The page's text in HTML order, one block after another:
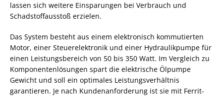
lassen sich weitere Einsparungen bei Verbrauch und
Schadstoffausstoß erzielen.
Das System besteht aus einem elektronisch kommutierten
Motor, einer Steuerelektronik und einer Hydraulikpumpe für
einen Leistungsbereich von 50 bis 350 Watt. Im Vergleich zu
Komponentenlösungen spart die elektrische Ölpumpe
Gewicht und soll ein optimales Leistungsverhältnis
garantieren. Je nach Kundenanforderung ist sie mit Ferrit-